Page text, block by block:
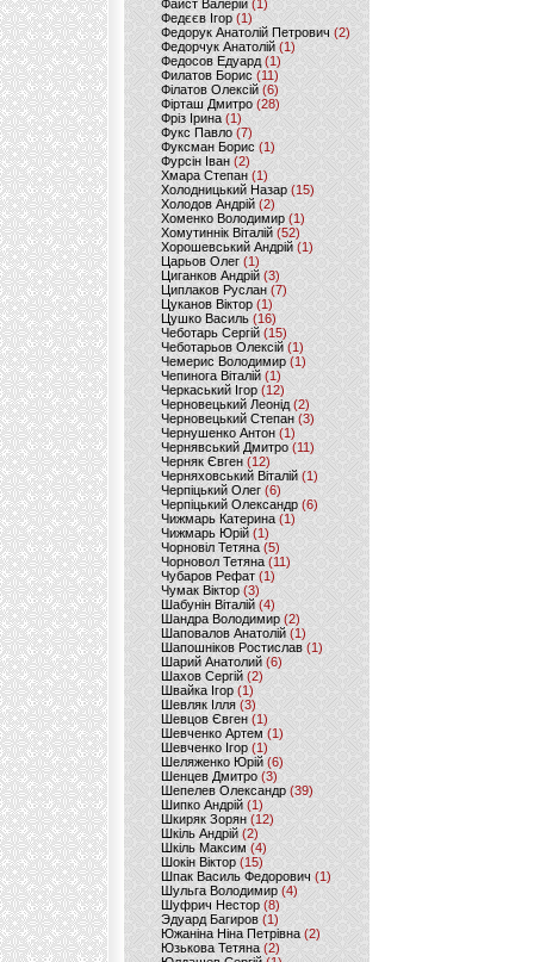
Файст Валерій(1)
Федєєв Ігор (1)
Федорук Анатолій Петрович (2)
Федорчук Анатолій (1)
Федосов Едуард (1)
Филатов Борис (11)
Філатов Олексій (6)
Фірташ Дмитро (28)
Фріз Ірина (1)
Фукс Павло (7)
Фуксман Борис (1)
Фурсін Іван (2)
Хмара Степан(1)
Холодницький Назар(15)
Холодов Андрій (2)
Хоменко Володимир (1)
Хомутиннік Віталій (52)
Хорошевський Андрій (1)
Царьов Олег (1)
Циганков Андрій (3)
Циплаков Руслан(7)
Цуканов Віктор (1)
Цушко Василь (16)
Чеботарь Сергій (15)
Чеботарьов Олексій (1)
Чемерис Володимир (1)
Чепинога Віталій (1)
Черкаський Ігор (12)
Черновецький Леонід(2)
Черновецький Степан (3)
Чернушенко Антон (1)
Чернявський Дмитро(11)
Черняк Євген(12)
Черняховський Віталій (1)
Черпіцький Олег (6)
Черпіцький Олександр (6)
Чижмарь Катерина (1)
Чижмарь Юрій (1)
Чорновіл Тетяна (5)
Чорновол Тетяна (11)
Чубаров Рефат (1)
Чумак Віктор(3)
Шабунін Віталій (4)
Шандра Володимир (2)
Шаповалов Анатолій(1)
Шапошніков Ростислав(1)
Шарий Анатолий(6)
Шахов Сергій(2)
Швайка Ігор (1)
Шевляк Ілля (3)
Шевцов Євген (1)
Шевченко Артем(1)
Шевченко Ігор(1)
Шеляженко Юрій (6)
Шенцев Дмитро (3)
Шепелев Олександр (39)
Шипко Андрій(1)
Шкиряк Зорян(12)
Шкіль Андрій(2)
Шкіль Максим (4)
Шокін Віктор (15)
Шпак Василь Федорович (1)
Шульга Володимир (4)
Шуфрич Нестор(8)
Эдуард Багиров (1)
Южаніна Ніна Петрівна (2)
Юзькова Тетяна(2)